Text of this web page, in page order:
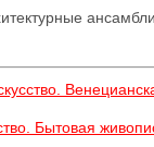
Бытовая